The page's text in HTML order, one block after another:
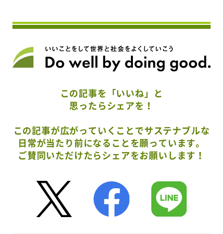
この記事を「いいね」と
思ったらシェアを！
この記事が広がっていくことでサステナブルな
日常が当たり前になることを願っています。
ご賛同いただけたらシェアをお願いします！